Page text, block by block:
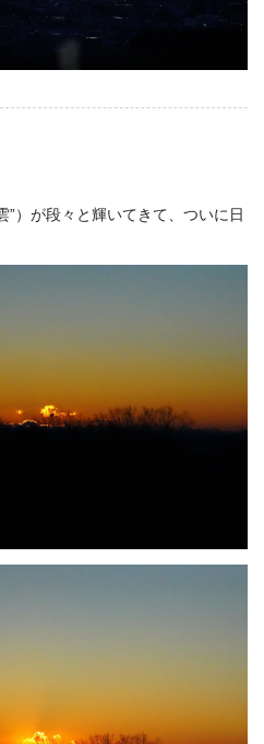
）が段々と輝いてきて、ついに日